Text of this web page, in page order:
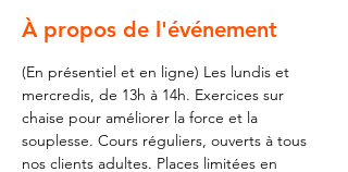
À propos de l'événement
(En présentiel et en ligne) Les lundis et
mercredis, de 13h à 14h. Exercices sur
chaise pour améliorer la force et la
souplesse. Cours réguliers, ouverts à tous
nos clients adultes. Places limitées en